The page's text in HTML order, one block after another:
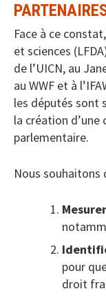
Face à ce
et sciences
de l’UICN, au
au WWF et à
les députés sont
la création d’une
parlementaire.
Nous
pour
droit